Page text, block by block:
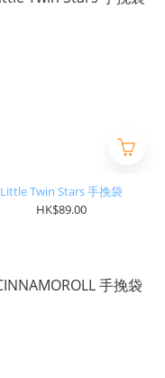
Little Twin Stars 手挽袋
HK$89.00